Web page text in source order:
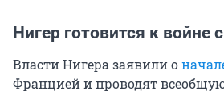
Нигер готовится к войне
Власти Нигера заявили о
Францией и проводят